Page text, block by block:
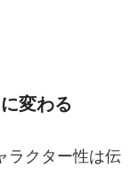
変わる
ラクター性は伝